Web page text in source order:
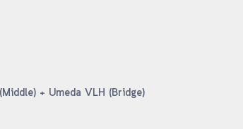
+ Umeda VLH (Bridge)